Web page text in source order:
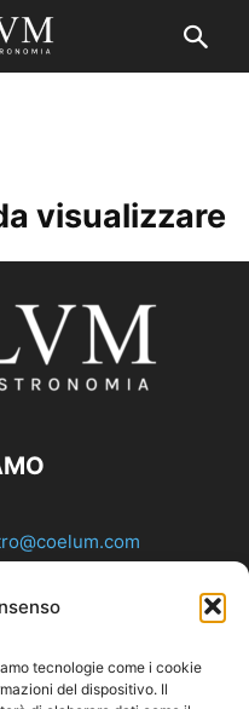
tecnologie come i cookie
del dispositivo. Il
visualizzare